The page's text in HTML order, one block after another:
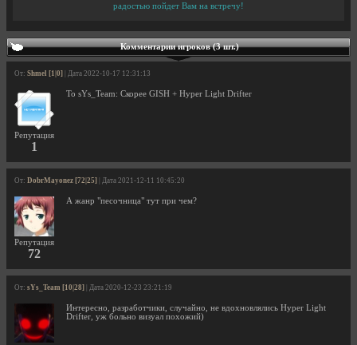
радостью пойдет Вам на встречу!
Комментарии игроков (3 шт.)
От: Shmel [1|0] | Дата 2022-10-17 12:31:13
Репутация
1
To sYs_Team: Скорее GISH + Hyper Light Drifter
От: DobrMayonez [72|25] | Дата 2021-12-11 10:45:20
Репутация
72
А жанр "песочница" тут при чем?
От: sYs_Team [10|28] | Дата 2020-12-23 23:21:19
Интересно, разработчики, случайно, не вдохновлялись Hyper Light
Drifter, уж больно визуал похожий)